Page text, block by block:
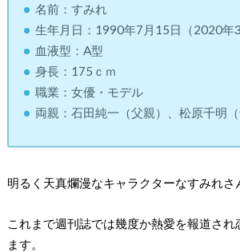
名前：すみれ
生年月日：1990年7月15日（2020年3
血液型：A型
身長：175ｃｍ
職業：女優・モデル
両親：石田純一（父親）、松原千明（
明るく天真爛漫なキャラクターなすみれさ
これまで週刊誌では幾度か熱愛を報道され
ます。